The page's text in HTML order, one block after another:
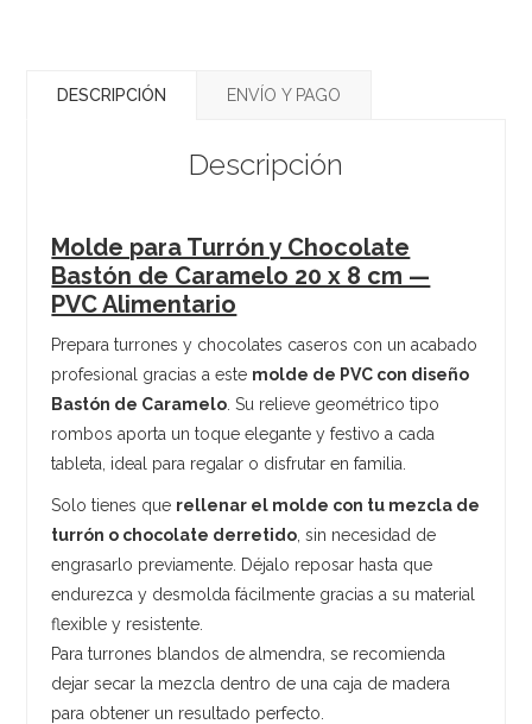
DESCRIPCIÓN ENVÍO Y PAGO
Descripción
Molde para Turrón y Chocolate
Bastón de Caramelo 20 x 8 cm —
PVC Alimentario
Prepara turrones y chocolates caseros con un acabado
profesional gracias a este molde de PVC con diseño
Bastón de Caramelo . Su relieve geométrico tipo
rombos aporta un toque elegante y festivo a cada
tableta, ideal para regalar o disfrutar en familia.
Solo tienes que rellenar el molde con tu mezcla de
turrón o chocolate derretido , sin necesidad de
engrasarlo previamente. Déjalo reposar hasta que
endurezca y desmolda fácilmente gracias a su material
flexible y resistente.
Para turrones blandos de almendra, se recomienda
dejar secar la mezcla dentro de una caja de madera
para obtener un resultado perfecto.